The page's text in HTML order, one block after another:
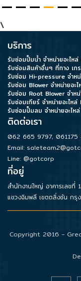
\
บริการ
รับซ่อมปั๊มน้ำ จำหน่ายอะไห
รับซ่อมสินค้าอื่นๆ ที่ทาง เก
รับซ่อม Hi-pressure จำหน่
รับซ่อม Blower จำหน่ายอะไ
รับซ่อม Root Blower จำหน่
รับซ่อมเกียร์ จำหน่ายอะไห
รับซ่อมปั๊มลม จำหน่ายอะไห
ติดต่อเรา
062 665 9797, 061175
Email:
Line: @gotcorp
ที่อยู่
สำนักงานใหญ่ อาคารเลข
แขวงฉิมพลี เขตตลิ่งชัน กรุ
Copyright 2016 -